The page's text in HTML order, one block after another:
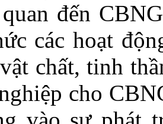
đến
các hoạt
chất, tinh
cho